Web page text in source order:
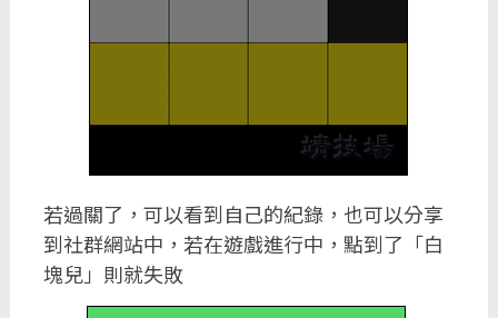
若過關了，可以看到自己的紀錄，也可以分享
到社群網站中，若在遊戲進行中，點到了「白
塊兒」則就失敗